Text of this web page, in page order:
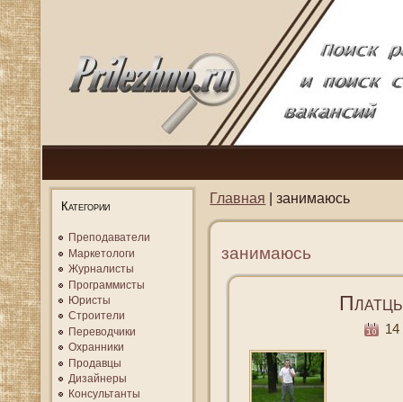
Категории
Преподаватели
Маркетологи
Журналисты
Программисты
Юристы
Строители
Переводчики
Охранники
Продавцы
Дизайнеры
Консультанты
Главная | занимаюсь
занимаюсь
14